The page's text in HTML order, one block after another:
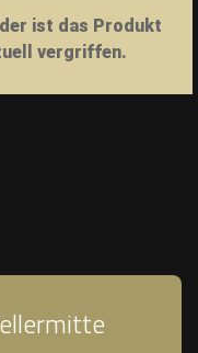
ist das Produkt
vergriffen.